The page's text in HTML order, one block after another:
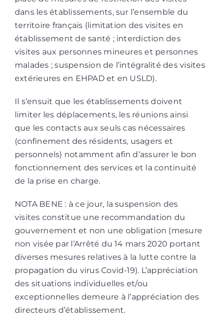
dans les établissements, sur l’ensemble du
territoire français (limitation des visites en
établissement de santé ; interdiction des
visites aux personnes mineures et personnes
malades ; suspension de l’intégralité des visites
extérieures en EHPAD et en USLD).
Il s’ensuit que les établissements doivent
limiter les déplacements, les réunions ainsi
que les contacts aux seuls cas nécessaires
(confinement des résidents, usagers et
personnels) notamment afin d’assurer le bon
fonctionnement des services et la continuité
de la prise en charge.
NOTA BENE : à ce jour, la suspension des
visites constitue une recommandation du
gouvernement et non une obligation (mesure
non visée par l’Arrêté du 14 mars 2020 portant
diverses mesures relatives à la lutte contre la
propagation du virus Covid-19). L’appréciation
des situations individuelles et/ou
exceptionnelles demeure à l’appréciation des
directeurs d’établissement.